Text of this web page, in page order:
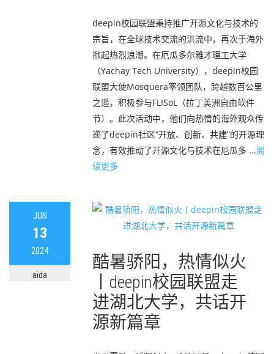
deepin校园联盟秉持推广开源文化与技术的
宗旨，在全球技术交流的洪流中，再次于海外
掀起热烈浪潮。在厄瓜多尔雅才理工大学
（Yachay Tech University），deepin校园
联盟大使Mosquera率领团队，跨越数百公里
之遥，积极参与FLISoL（拉丁美洲自由软件
节）。此次活动中，他们向热情的海外观众传
递了deepin社区“开放、创新、共建”的开源理
念，有效推动了开源文化与技术在厄瓜多 ...阅
读更多
JUN
13
2024
aida
酷暑骄阳，热情似火
丨deepin校园联盟走
进湖北大学，共话开
源新篇章